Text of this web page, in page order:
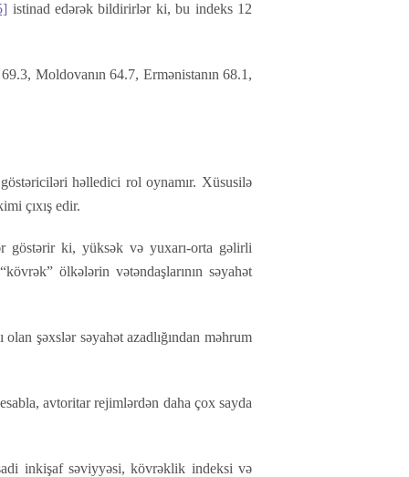
istinad edərək bildirirlər ki, bu indeks 12
Moldovanın 64.7, Ermənistanın 68.1,
həlledici rol oynamır. Xüsusilə
çıxış edir.
göstərir ki, yüksək və yuxarı-orta gəlirli
ölkələrin vətəndaşlarının səyahət
şəxslər səyahət azadlığından məhrum
avtoritar rejimlərdən daha çox sayda
inkişaf səviyyəsi, kövrəklik indeksi və